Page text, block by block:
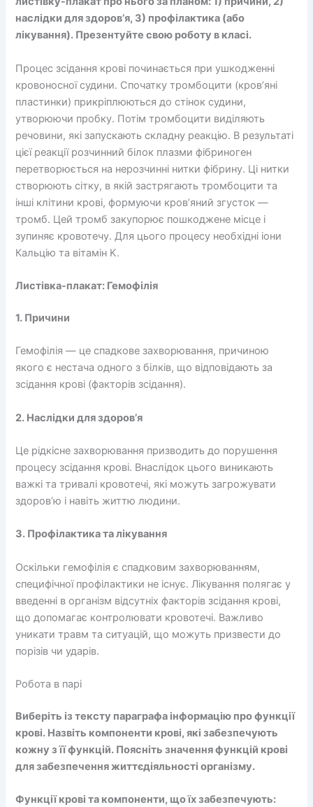
наслідки для здоров’я, 3) профілактика (або
лікування). Презентуйте свою роботу в класі.
Процес зсідання крові починається при ушкодженні
кровоносної судини. Спочатку тромбоцити (кров’яні
пластинки) прикріплюються до стінок судини,
утворюючи пробку. Потім тромбоцити виділяють
речовини, які запускають складну реакцію. В результаті
цієї реакції розчинний білок плазми фібриноген
перетворюється на нерозчинні нитки фібрину. Ці нитки
створюють сітку, в якій застрягають тромбоцити та
інші клітини крові, формуючи кров’яний згусток —
тромб. Цей тромб закупорює пошкоджене місце і
зупиняє кровотечу. Для цього процесу необхідні іони
Кальцію та вітамін K.
Листівка-плакат: Гемофілія
1. Причини
Гемофілія — це спадкове захворювання, причиною
якого є нестача одного з білків, що відповідають за
зсідання крові (факторів зсідання).
2. Наслідки для здоров’я
Це рідкісне захворювання призводить до порушення
процесу зсідання крові. Внаслідок цього виникають
важкі та тривалі кровотечі, які можуть загрожувати
здоров’ю і навіть життю людини.
3. Профілактика та лікування
Оскільки гемофілія є спадковим захворюванням,
специфічної профілактики не існує. Лікування полягає у
введенні в організм відсутніх факторів зсідання крові,
що допомагає контролювати кровотечі. Важливо
уникати травм та ситуацій, що можуть призвести до
порізів чи ударів.
Робота в парі
Виберіть із тексту параграфа інформацію про функції
крові. Назвіть компоненти крові, які забезпечують
кожну з її функцій. Поясніть значення функцій крові
для забезпечення життєдіяльності організму.
Функції крові та компоненти, що їх забезпечують: